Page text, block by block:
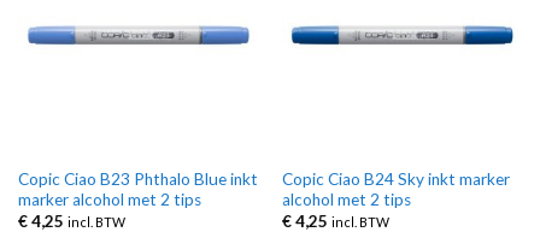
Copic Ciao B23 Phthalo Blue inkt
marker alcohol met 2 tips
€4,25 incl. BTW
Copic Ciao B24 Sky inkt marker
alcohol met 2 tips
€4,25 incl. BTW